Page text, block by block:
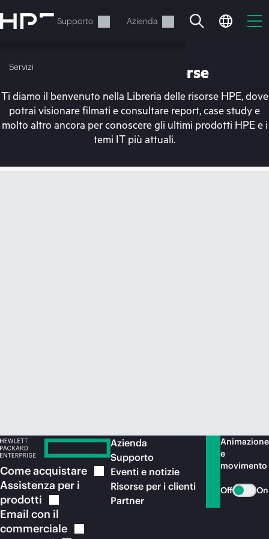
al
contenuto
Servizi Supporto Azienda
Servizi
Il carrello è attualmente
Libreria delle risorse
Ti diamo il benvenuto nella Libreria delle risorse HPE, dove
potrai visionare filmati e consultare report, case study e
molto altro ancora per conoscere gli ultimi prodotti HPE e i
temi IT più attuali.
Comeacquistare
Assistenza per i
prodotti
Email con il
commerciale
Azienda
Supporto
Eventi e notizie
Risorse per i clienti
Partner
Animazione
e
movimento
Off On